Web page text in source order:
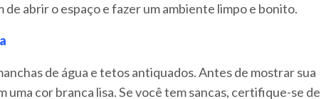
abrir o espaço e fazer um ambiente limpo e bonito.
de água e tetos antiquados. Antes de mostrar sua
uma cor branca lisa. Se você tem sancas, certifique-se de